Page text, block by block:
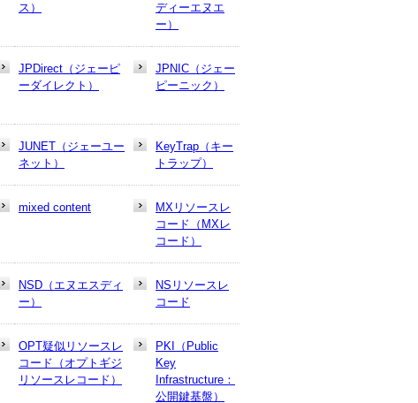
ス）
ディーエヌエ
ー）
JPDirect（ジェーピ
ーダイレクト）
JPNIC（ジェー
ピーニック）
JUNET（ジェーユー
ネット）
KeyTrap（キー
トラップ）
mixed content
MXリソースレ
コード（MXレ
コード）
NSD（エヌエスディ
ー）
NSリソースレ
コード
OPT疑似リソースレ
コード（オプトギジ
リソースレコード）
PKI（Public
Key
Infrastructure：
公開鍵基盤）